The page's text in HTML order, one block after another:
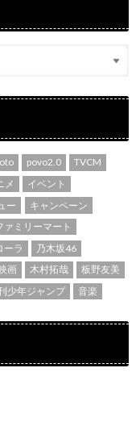
povo2.0
TVCM
メ
イベント
ー
キャンペーン
ァミリーマート
ーラ
乃木坂46
画 木村拓哉
板野友美
少年ジャンプ 音楽